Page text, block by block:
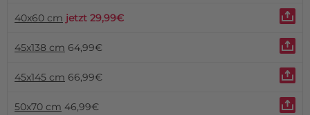
40x60 cm jetzt 29,99€
45x138 cm 64,99€
45x145 cm 66,99€
50x70 cm 46,99€